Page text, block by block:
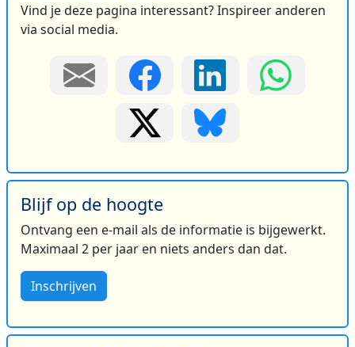
Vind je deze pagina interessant? Inspireer anderen
via social media.
Blijf op de hoogte
Ontvang een e-mail als de informatie is bijgewerkt.
Maximaal 2 per jaar en niets anders dan dat.
Inschrijven